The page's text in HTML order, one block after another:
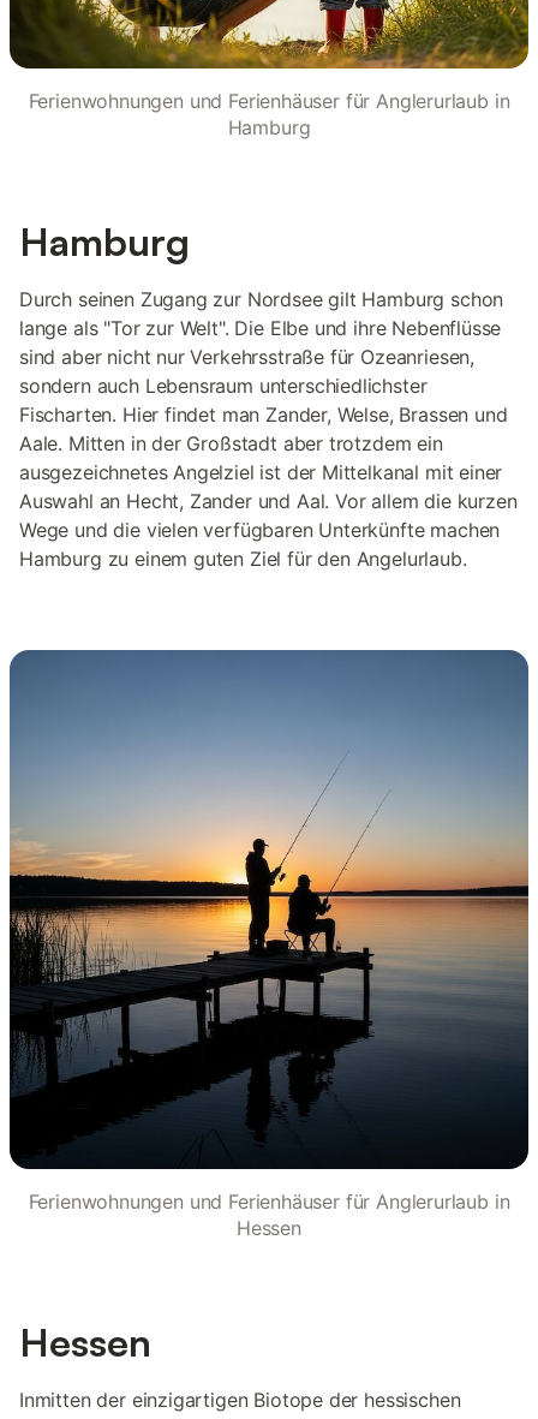
Ferienwohnungen und Ferienhäuser für Anglerurlaub in
Hamburg
Hamburg
Durch seinen Zugang zur Nordsee gilt Hamburg schon
lange als "Tor zur Welt". Die Elbe und ihre Nebenflüsse
sind aber nicht nur Verkehrsstraße für Ozeanriesen,
sondern auch Lebensraum unterschiedlichster
Fischarten. Hier findet man Zander, Welse, Brassen und
Aale. Mitten in der Großstadt aber trotzdem ein
ausgezeichnetes Angelziel ist der Mittelkanal mit einer
Auswahl an Hecht, Zander und Aal. Vor allem die kurzen
Wege und die vielen verfügbaren Unterkünfte machen
Hamburg zu einem guten Ziel für den Angelurlaub.
Ferienwohnungen und Ferienhäuser für Anglerurlaub in
Hessen
Hessen
Inmitten der einzigartigen Biotope der hessischen